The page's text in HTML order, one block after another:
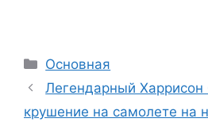
Рубрики
Основная
Легендарный Харрисон
крушение на самолете на